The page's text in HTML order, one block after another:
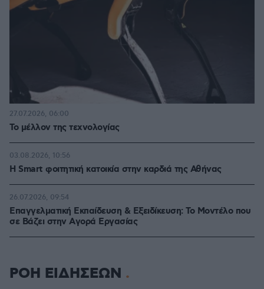
Το μέλλον της τεχνολογίας
27.07.2026, 06:00
Η Smart φοιτητική κατοικία στην καρδιά της Αθήνας
03.08.2026, 10:56
Επαγγελματική Εκπαίδευση & Εξειδίκευση: Το Mοντέλο που
σε Bάζει στην Aγορά Eργασίας
26.07.2026, 09:54
ΡΟΗ ΕΙΔΗΣΕΩΝ